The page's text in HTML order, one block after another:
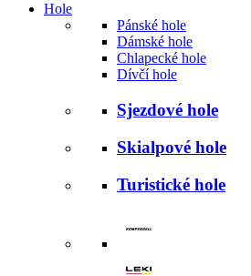
Hole
Pánské hole
Dámské hole
Chlapecké hole
Dívčí hole
Sjezdové hole
Skialpové hole
Turistické hole